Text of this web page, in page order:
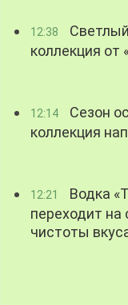
12:38
коллекция от
12:14
Сезон
коллекция
12:21
Водка
переходит на
чистоты